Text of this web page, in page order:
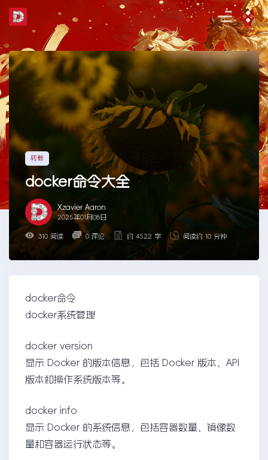
the
转载
docker命令大全
Xzavier Aaron
2025年01月08日
310 阅读 0 评论 约 4522 字 阅读约 10 分钟
docker命令
docker系统管理
docker version
显示 Docker 的版本信息，包括 Docker 版本、API
版本和操作系统版本等。
docker info
显示 Docker 的系统信息，包括容器数量、镜像数
量和容器运行状态等。